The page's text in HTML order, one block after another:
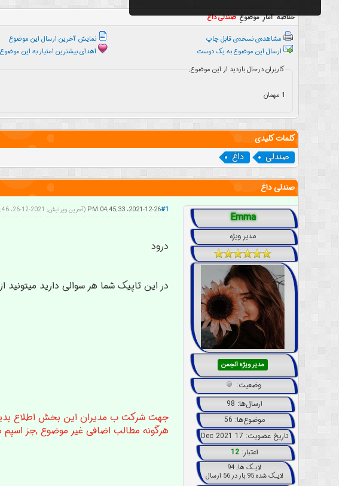
خلاصه آمارِ موضوعِصندلی داغ
مشاهده‌ی نسخه‌ی قابل چاپ
ارسال این موضوع به یک دوست
نمایش آخرین ارسال این موضوع
اهدای بیشترین امتیاز به این موضوع
کاربرانِ درحال بازدید از این موضوع:
1 مهمان
کلمات کلیدی
صندلی داغ
صندلی داغ
Emma
مدیر ویژه
مدیر ویژه انجمن
وضعیت:
ارسال‌ها: 98
موضوع‌ها: 56
تاریخ عضویت: 17 Dec 2021
اعتبار:12
لایـک ها: 94
لایـک شده 95 بار در 56 ارسال
#12021-12-26، 04:45:33 PM (آخرین ویرایش: 2021-12-26، 04:45:46 PM، توسط
درود
در این تاپیک شما هر سوالی دارید
جهت شرکت ب مدیران این بخش اطلاع
هرگونه مطالب اضافی غیر موضوع ,جز